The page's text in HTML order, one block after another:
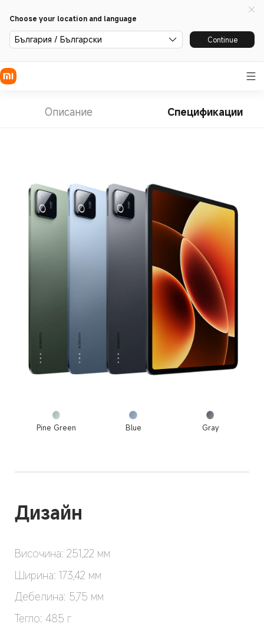
Choose your location and language
България / Български Continue
Описание Спецификации
Pine Green Blue Gray
Дизайн
Височина: 251,22 мм
Ширина: 173,42 мм
Дебелина: 5,75 мм
Тегло: 485 г